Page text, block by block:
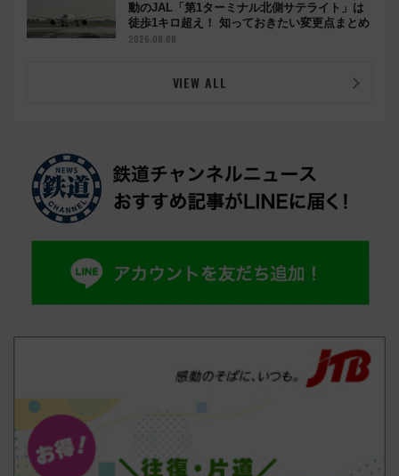
動のJAL「第1ターミナル北側サテライト」は
徒歩1キロ超え！ 知っておきたい変更点まとめ
2026.08.08
VIEW ALL